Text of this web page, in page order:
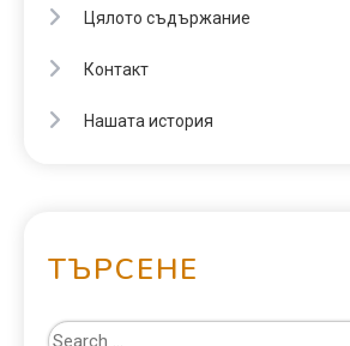
Цялото съдържание
Контакт
Нашата история
ТЪРСЕНЕ